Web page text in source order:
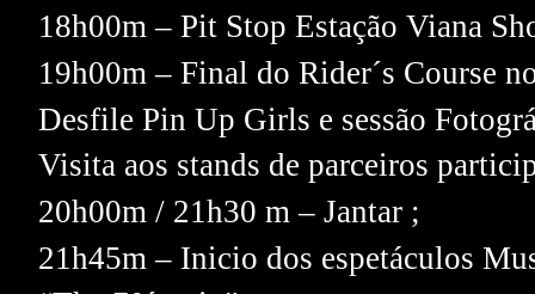
18h00m – Pit Stop Estação Viana
19h00m – Final do Rider´s Course
Desfile Pin Up Girls e sessão
Visita aos stands de parceiros
20h00m / 21h30 m – Jantar ;
21h45m – Inicio dos espetáculos